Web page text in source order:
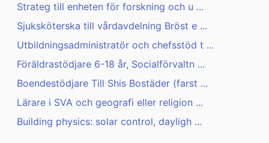
Strateg till enheten för forskning och u ...
Sjuksköterska till vårdavdelning Bröst e ...
Utbildningsadministratör och chefsstöd t ...
Föräldrastödjare 6-18 år, Socialförvaltn ...
Boendestödjare Till Shis Bostäder (farst ...
Lärare i SVA och geografi eller religion ...
Building physics: solar control, dayligh ...